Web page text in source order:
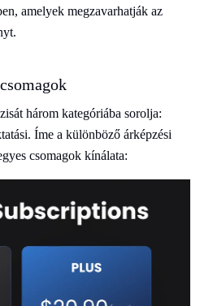
amelyek megzavarhatják az
három kategóriába sorolja:
Íme a különböző árképzési
csomagok kínálata: